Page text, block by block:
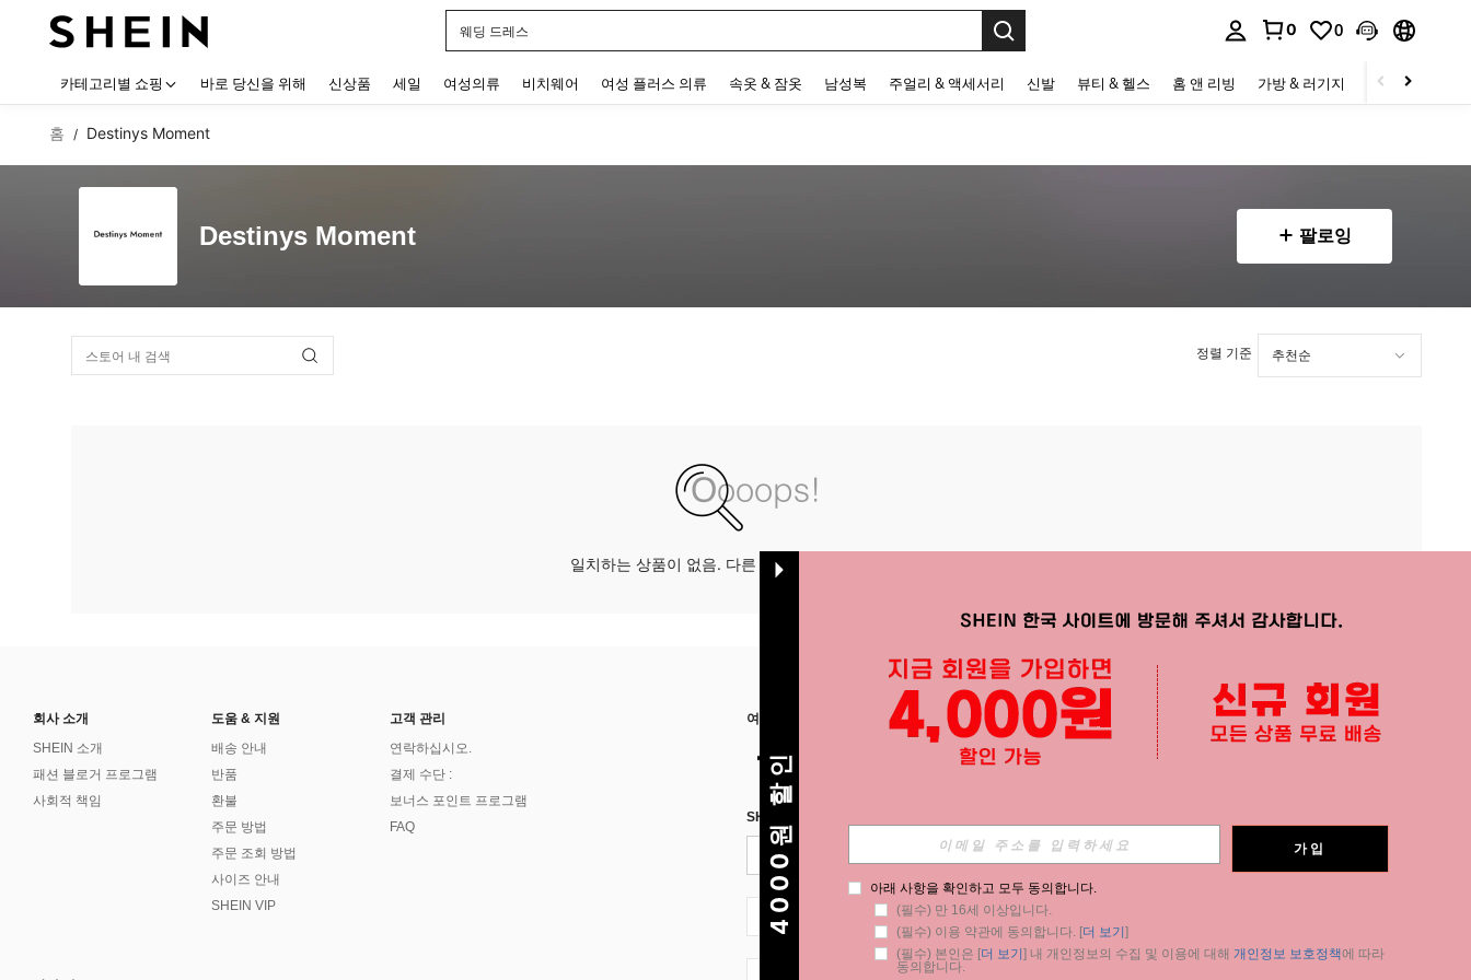
웨딩 드레스
0 0
카테고리별 쇼핑 바로 당신을 위해 신상품 세일 여성의류 비치웨어 여성 플러스 의류 속옷 & 잠옷 남성복 주얼리 & 액세서리 신발 뷰티 & 헬스 홈 앤 리빙 가방 & 러기지 스포츠 & 아웃
홈 / Destinys Moment
Destinys Moment 팔로잉
정렬 기준
일치하는 상품이 없음. 다른 옵션으로 시도하십시오.
회사 소개
SHEIN 소개
패션 블로거 프로그램
사회적 책임
도움 & 지원
배송 안내
반품
환불
주문 방법
주문 조회 방법
사이즈 안내
SHEIN VIP
고객 관리
연락하십시오.
결제 수단 :
보너스 포인트 프로그램
FAQ
여기에서 저희를 찾아주세요 APP
SHEIN STYLE NEWS에 등록하세요.
KR + 82
4000원 할인 가입
아래 사항을 확인하고 모두 동의합니다.
(필수) 만 16세 이상입니다.
(필수) 이용 약관에 동의합니다. [더 보기 ]
(필수) 본인은 [더 보기 ] 내 개인정보의 수집 및 이용에 대해 개인정보 보호정책에 따라
동의합니다.